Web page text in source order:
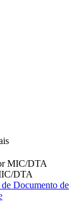
MIC/DTA
DTA
de Documento de